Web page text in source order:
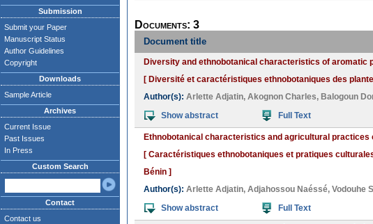
Submission
Submit your Paper
Manuscript Status
Author Guidelines
Copyright
Downloads
Sample Article
Archives
Current Issue
Past Issues
In Press
Custom Search
Contact
Contact us
Documents: 3
Document title
Diversity and ethnobotanical characteristics of aromatic
[ Diversité et caractéristiques ethnobotaniques des
Author(s): Arlette Adjatin, Akognon Charles, Balogoun
Show abstract
Full Text
Ethnobotanical characteristics and agricultural practices
[ Caractéristiques ethnobotaniques et pratiques
Bénin ]
Author(s): Arlette Adjatin, Adjahossou Naéssé, Vodouhe
Show abstract
Full Text